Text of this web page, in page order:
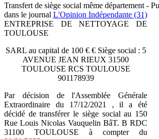
Transfert de siège social même département -
dans le journal L'Opinion Indépendante (31)
ENTREPRISE DE NETTOYAGE DE
TOULOUSE
SARL au capital de 100 € € Siège social : 5
AVENUE JEAN RIEUX 31500
TOULOUSE RCS TOULOUSE
901178939
Par décision de l'Assemblée Générale
Extraordinaire du 17/12/2021 , il a été
décidé de transférer le siège social au 150
Rue Louis Nicolas Vauquelin BâT. B RDC
31100 TOULOUSE à compter du